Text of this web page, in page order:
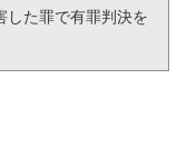
した罪で有罪判決を